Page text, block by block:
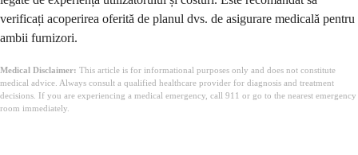
verificați acoperirea oferită de planul dvs. de asigurare medicală pentru
ambii furnizori.
Medical Disclaimer: This article is for informational purposes only and does not constitute
medical advice. Always consult a qualified healthcare provider for diagnosis and treatment
decisions. If you are experiencing a medical emergency, call 911 or go to the nearest emergency
room immediately.